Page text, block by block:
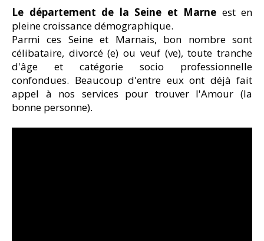
Le département de la Seine et Marne est en
pleine croissance démographique.
Parmi ces Seine et Marnais, bon nombre sont
célibataire, divorcé (e) ou veuf (ve), toute tranche
d'âge et catégorie socio professionnelle
confondues. Beaucoup d'entre eux ont déjà fait
appel à nos services pour trouver l'Amour (la
bonne personne).